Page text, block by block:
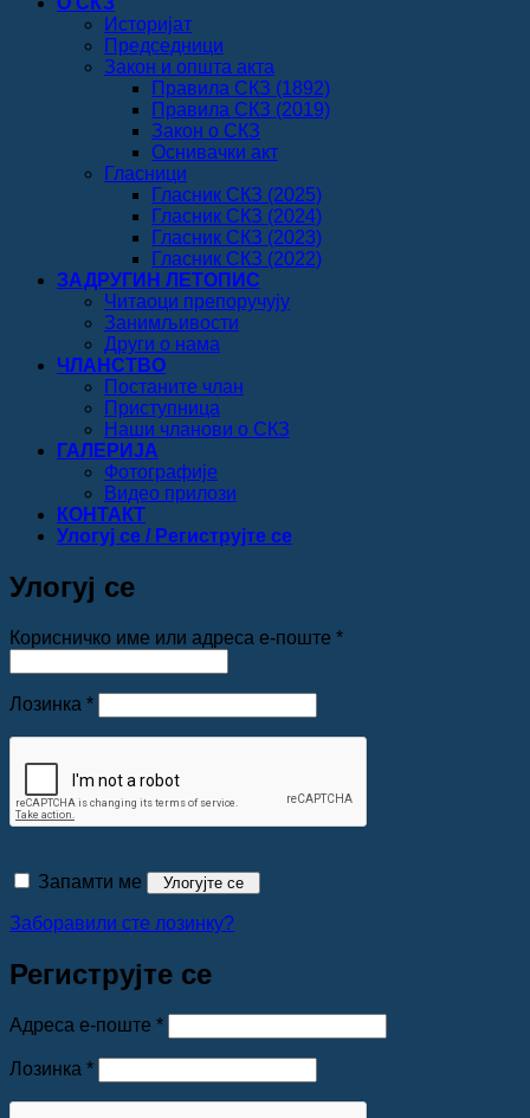
Историјат
Председници
Закон и општа акта
Правила СКЗ (1892)
Правила СКЗ (2019)
Закон о СКЗ
Оснивачки акт
Гласници
Гласник СКЗ (2025)
Гласник СКЗ (2024)
Гласник СКЗ (2023)
Гласник СКЗ (2022)
ЗАДРУГИН ЛЕТОПИС
Читаоци препоручују
Занимљивости
Други о нама
ЧЛАНСТВО
Постаните члан
Приступница
Наши чланови о СКЗ
ГАЛЕРИЈА
Фотографије
Видео прилози
КОНТАКТ
Улогуј се / Региструјте се
Улогуј се
Корисничко име или адреса е-поште *Обавезно
Лозинка *Обавезно
Запамти ме Улогујте се
Заборавили сте лозинку?
Региструјте се
Адреса е-поште *Обавезно
Лозинка *Обавезно